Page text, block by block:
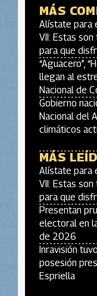
MÁS
Alístate para
VII: Estas
para que
“Aguacero”,
llegan al
Nacional de
Gobierno
Nacional del
climáticos
MÁS
Alístate para
VII: Estas
para que
Presentan
electoral en
de 2026
Inravisión
posesión
Espriella